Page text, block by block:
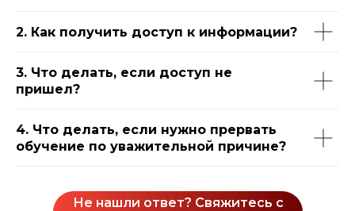
2. Как получить доступ к информации?
3. Что делать, если доступ не
пришел?
4. Что делать, если нужно прервать
обучение по уважительной причине?
Не нашли ответ? Свяжитесь с